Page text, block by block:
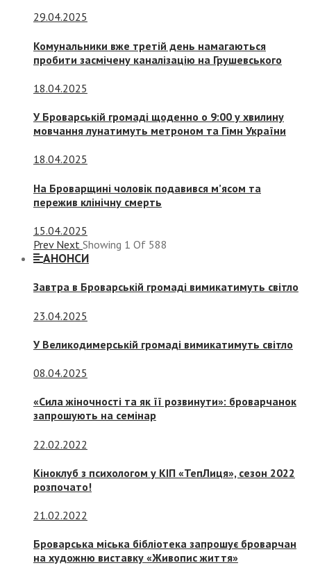
29.04.2025
Комунальники вже третій день намагаються
пробити засмічену каналізацію на Грушевського
18.04.2025
У Броварській громаді щоденно о 9:00 у хвилину
мовчання лунатимуть метроном та Гімн України
18.04.2025
На Броварщині чоловік подавився м’ясом та
пережив клінічну смерть
15.04.2025
Prev Next Showing 1 Of 588
АНОНСИ
Завтра в Броварській громаді вимикатимуть світло
23.04.2025
У Великодимерській громаді вимикатимуть світло
08.04.2025
«Сила жіночності та як її розвинути»: броварчанок
запрошують на семінар
22.02.2022
Кіноклуб з психологом у КІП «ТепЛиця», сезон 2022
розпочато!
21.02.2022
Броварська міська бібліотека запрошує броварчан
на художню виставку «Живопис життя»